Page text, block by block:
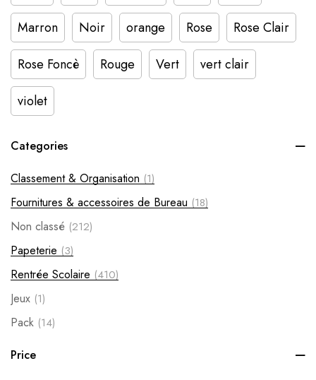
Marron
Noir orange Rose
Rose Clair
Rose Foncè
Rouge Vert
vert clair
violet
Categories
Classement & Organisation (1)
Fournitures & accessoires de Bureau (18)
Non classé (212)
Papeterie (3)
Rentrée Scolaire (410)
Jeux (1)
Pack (14)
Soutenance
Price